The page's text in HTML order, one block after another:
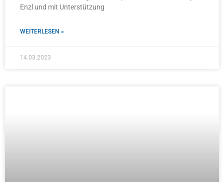
Enzl und mit Unterstützung
WEITERLESEN »
14.03.2023